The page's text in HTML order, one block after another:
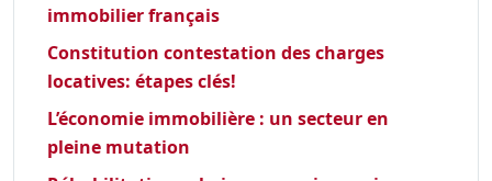
immobilier français
Constitution contestation des charges
locatives: étapes clés!
L’économie immobilière : un secteur en
pleine mutation